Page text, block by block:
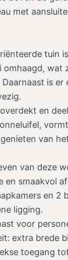
met
tuin
omhaagd, wat
is er
en
van
van deze
en smaakvol
en 2
ligging.
voor
extra brede
toegang